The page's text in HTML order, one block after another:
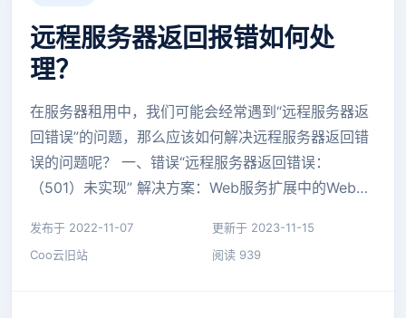
远程服务器返回报错如何处
理？
在服务器租用中，我们可能会经常遇到“远程服务器返
回错误”的问题，那么应该如何解决远程服务器返回错
误的问题呢？ 一、错误“远程服务器返回错误：
（501）未实现” 解决方案：Web服务扩展中的Web…
发布于 2022-11-07
更新于 2023-11-15
Coo云旧站
阅读 939